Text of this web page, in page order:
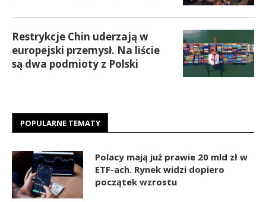
Restrykcje Chin uderzają w
europejski przemysł. Na liście
są dwa podmioty z Polski
POPULARNE TEMATY
Polacy mają już prawie 20 mld zł w
ETF-ach. Rynek widzi dopiero
początek wzrostu